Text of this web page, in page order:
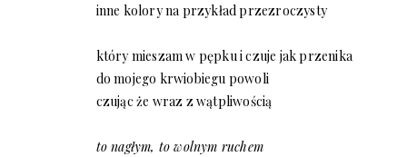
inne kolory na przykład przezroczysty
który mieszam w pępku i czuje jak przenika
do mojego krwiobiegu powoli
czując że wraz z wątpliwością
to nagłym, to wolnym ruchem